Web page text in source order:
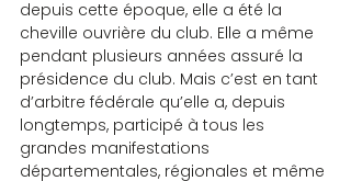
depuis cette époque, elle a été la
cheville ouvrière du club. Elle a même
pendant plusieurs années assuré la
présidence du club. Mais c’est en tant
d’arbitre fédérale qu’elle a, depuis
longtemps, participé à tous les
grandes manifestations
départementales, régionales et même